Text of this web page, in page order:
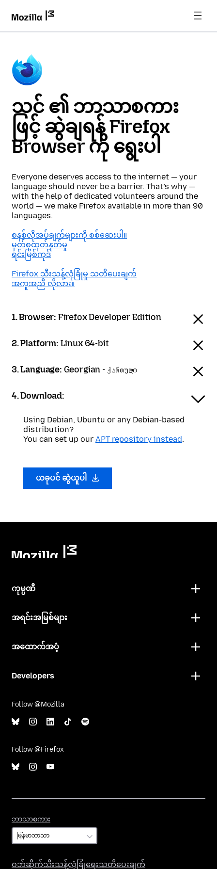
သင် ၏ ဘာသာစကား
ဖြင့် ဆွဲချရန် Firefox
Browser ကို ရွေးပါ
Everyone deserves access to the internet — your
language should never be a barrier. That’s why —
with the help of dedicated volunteers around the
world — we make Firefox available in more than 90
languages.
စနစ်လိုအပ်ချက်များကို စစ်ဆေးပါ။
မှတ်စုထုတ်နုတ်မှု
ရင်းမြစ်ကုဒ်
Firefox သီးသန့်လုံခြုံမှု သတိပေးချက်
အကူအညီ လိုလား။
1. Browser: Firefox Developer Edition
2. Platform: Linux 64-bit
3. Language: Georgian - ქართული
4. Download:
Using Debian, Ubuntu or any Debian-based
distribution?
You can set up our APT repository instead.
ယခုပင် ဆွဲယူပါ
ကုမ္ပဏီ
အရင်းအမြစ်များ
အထောက်အပံ့
Developers
Follow @Mozilla
Follow @Firefox
ဘာသာစကား
ဝဘ်ဆိုက်သီးသန့်လုံခြုံရေးသတိပေးချက်